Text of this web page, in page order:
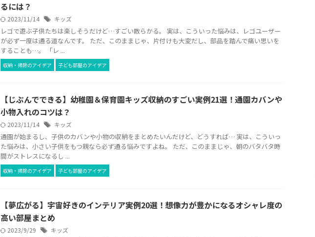
るには？
2023/11/14 キッズ
レゴで遊ぶ子供たちは楽しそうだけど…すごい散らかる。 実は、こういった悩みは、レゴユーザー
が必ず一度は通る道なんです。 ただ、このままじゃ、片付けも大変だし、部品を踏んで痛い思いを
することも…。 「レ ...
収納・掃除のアイデア 子ども部屋のアイデア
【じぶんでできる】幼稚園＆保育園キッズ収納のすごい実例21選！通園カバンや
小物入れのコツは？
2023/11/14 キッズ
通園が始まるし、子供のカバンや小物の収納をまとめたいんだけど、どうすれば… 実は、こういっ
た悩みは、小さい子供をもつ親なら必ず通る悩みですよね。 ただ、このままじゃ、朝のバタバタ時
間がストレスになるし ...
収納・掃除のアイデア 子ども部屋のアイデア
【夢広がる】宇宙好きのインテリア実例20選！想像力が豊かになるオシャレ度の
高い部屋まとめ
2023/9/29 キッズ